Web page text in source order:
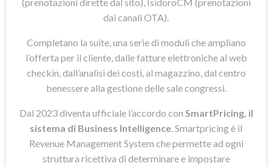
dai canali OTA).
Completano la suite, una serie di moduli che ampliano
l’offerta per il cliente, dalle fatture elettroniche al web
checkin, dall’analisi dei costi, al magazzino, dal centro
benessere alla gestione delle sale congressi.
Dal 2023 diventa ufficiale l’accordo con SmartPricing, il
sistema di Business Intelligence . Smartpricing è il
Revenue Management System che permette ad ogni
struttura ricettiva di determinare e impostare